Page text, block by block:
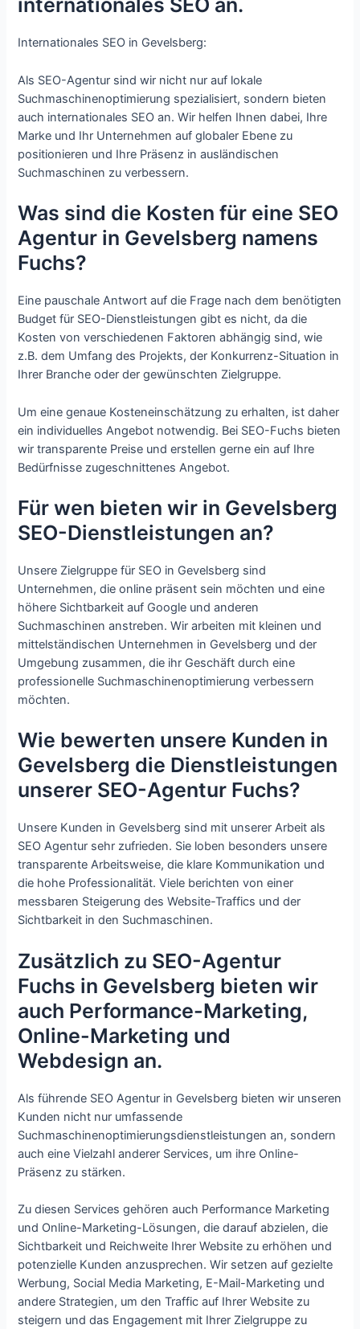
internationales SEO an.
Internationales SEO in Gevelsberg:
Als SEO-Agentur sind wir nicht nur auf lokale
Suchmaschinenoptimierung spezialisiert, sondern bieten
auch internationales SEO an. Wir helfen Ihnen dabei, Ihre
Marke und Ihr Unternehmen auf globaler Ebene zu
positionieren und Ihre Präsenz in ausländischen
Suchmaschinen zu verbessern.
Was sind die Kosten für eine SEO
Agentur in Gevelsberg namens
Fuchs?
Eine pauschale Antwort auf die Frage nach dem benötigten
Budget für SEO-Dienstleistungen gibt es nicht, da die
Kosten von verschiedenen Faktoren abhängig sind, wie
z.B. dem Umfang des Projekts, der Konkurrenz-Situation in
Ihrer Branche oder der gewünschten Zielgruppe.
Um eine genaue Kosteneinschätzung zu erhalten, ist daher
ein individuelles Angebot notwendig. Bei SEO-Fuchs bieten
wir transparente Preise und erstellen gerne ein auf Ihre
Bedürfnisse zugeschnittenes Angebot.
Für wen bieten wir in Gevelsberg
SEO-Dienstleistungen an?
Unsere Zielgruppe für SEO in Gevelsberg sind
Unternehmen, die online präsent sein möchten und eine
höhere Sichtbarkeit auf Google und anderen
Suchmaschinen anstreben. Wir arbeiten mit kleinen und
mittelständischen Unternehmen in Gevelsberg und der
Umgebung zusammen, die ihr Geschäft durch eine
professionelle Suchmaschinenoptimierung verbessern
möchten.
Wie bewerten unsere Kunden in
Gevelsberg die Dienstleistungen
unserer SEO-Agentur Fuchs?
Unsere Kunden in Gevelsberg sind mit unserer Arbeit als
SEO Agentur sehr zufrieden. Sie loben besonders unsere
transparente Arbeitsweise, die klare Kommunikation und
die hohe Professionalität. Viele berichten von einer
messbaren Steigerung des Website-Traffics und der
Sichtbarkeit in den Suchmaschinen.
Zusätzlich zu SEO-Agentur
Fuchs in Gevelsberg bieten wir
auch Performance-Marketing,
Online-Marketing und
Webdesign an.
Als führende SEO Agentur in Gevelsberg bieten wir unseren
Kunden nicht nur umfassende
Suchmaschinenoptimierungsdienstleistungen an, sondern
auch eine Vielzahl anderer Services, um ihre Online-
Präsenz zu stärken.
Zu diesen Services gehören auch Performance Marketing
und Online-Marketing-Lösungen, die darauf abzielen, die
Sichtbarkeit und Reichweite Ihrer Website zu erhöhen und
potenzielle Kunden anzusprechen. Wir setzen auf gezielte
Werbung, Social Media Marketing, E-Mail-Marketing und
andere Strategien, um den Traffic auf Ihrer Website zu
steigern und das Engagement mit Ihrer Zielgruppe zu